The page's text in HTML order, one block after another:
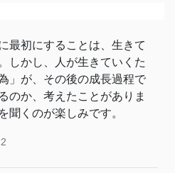
最初にすることは、生きて
しかし、人が生きていくた
」が、その後の成長過程で
のか、考えたことがありま
聞くのが楽しみです。